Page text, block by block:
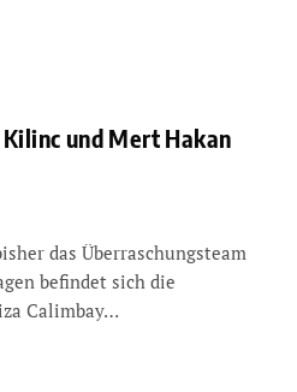
und Mert Hakan
das Überraschungsteam
befindet sich die
Calimbay…